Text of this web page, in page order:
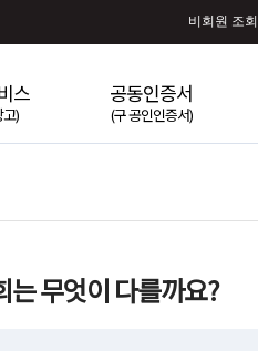
비회원 조회
스
)
공동인증서
(구 공인인증서)
무엇이 다를까요?